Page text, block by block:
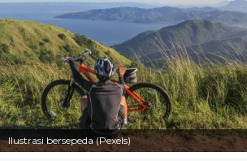
Ilustrasi bersepeda (Pexels)